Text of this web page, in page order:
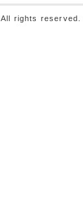
All rights reserved.